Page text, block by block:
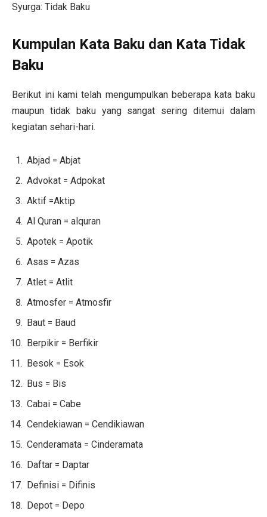
Syurga: Tidak Baku
Kumpulan Kata Baku dan Kata Tidak
Baku
Berikut ini kami telah mengumpulkan beberapa kata baku
maupun tidak baku yang sangat sering ditemui dalam
kegiatan sehari-hari.
Abjad = Abjat
Advokat = Adpokat
Aktif =Aktip
Al Quran = alquran
Apotek = Apotik
Asas = Azas
Atlet = Atlit
Atmosfer = Atmosfir
Baut = Baud
Berpikir = Berfikir
Besok = Esok
Bus = Bis
Cabai = Cabe
Cendekiawan = Cendikiawan
Cenderamata = Cinderamata
Daftar = Daptar
Definisi = Difinis
Depot = Depo